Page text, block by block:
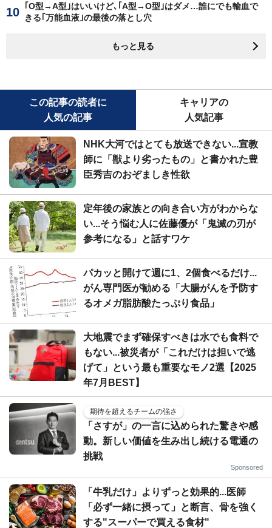
｢O型→A型｣はいいけど､｢A型→O型｣はダメ…誰にでも輸血で
きる｢万能血液｣の最後の落とし穴
もっと見る
この記事の読者に
人気の記事
キャリアの
人気記事
NHK大河ではとても放送できない...宣教
師に「獣より劣ったもの」と書かれた豊
臣秀吉のおぞましき性欲
定年後の家族との向き合い方がわからな
い...そう悩む人に佐藤優が「鬼滅の刃が
参考になる」と話すワケ
パカッと開けて週に1、2個食べるだけ...
がん専門医が勧める「大腸がんを予防す
るオメガ脂肪酸たっぷり食品」
大地震でまず確保すべきは水でも食料で
もない...被災者が「これだけは担いで逃
げて」という最も重要なモノ2選【2025
年7月BEST】
期待を超えるチームの強さ
「さすが」の一言に込められた驚きや感
動。新しい価値を生み出し続ける電通の
挑戦
Sponsored
「牛乳だけ」よりずっと効果的...医師
「必ず一緒に摂って」と断言、骨を強く
する"スーパーで買える食材"